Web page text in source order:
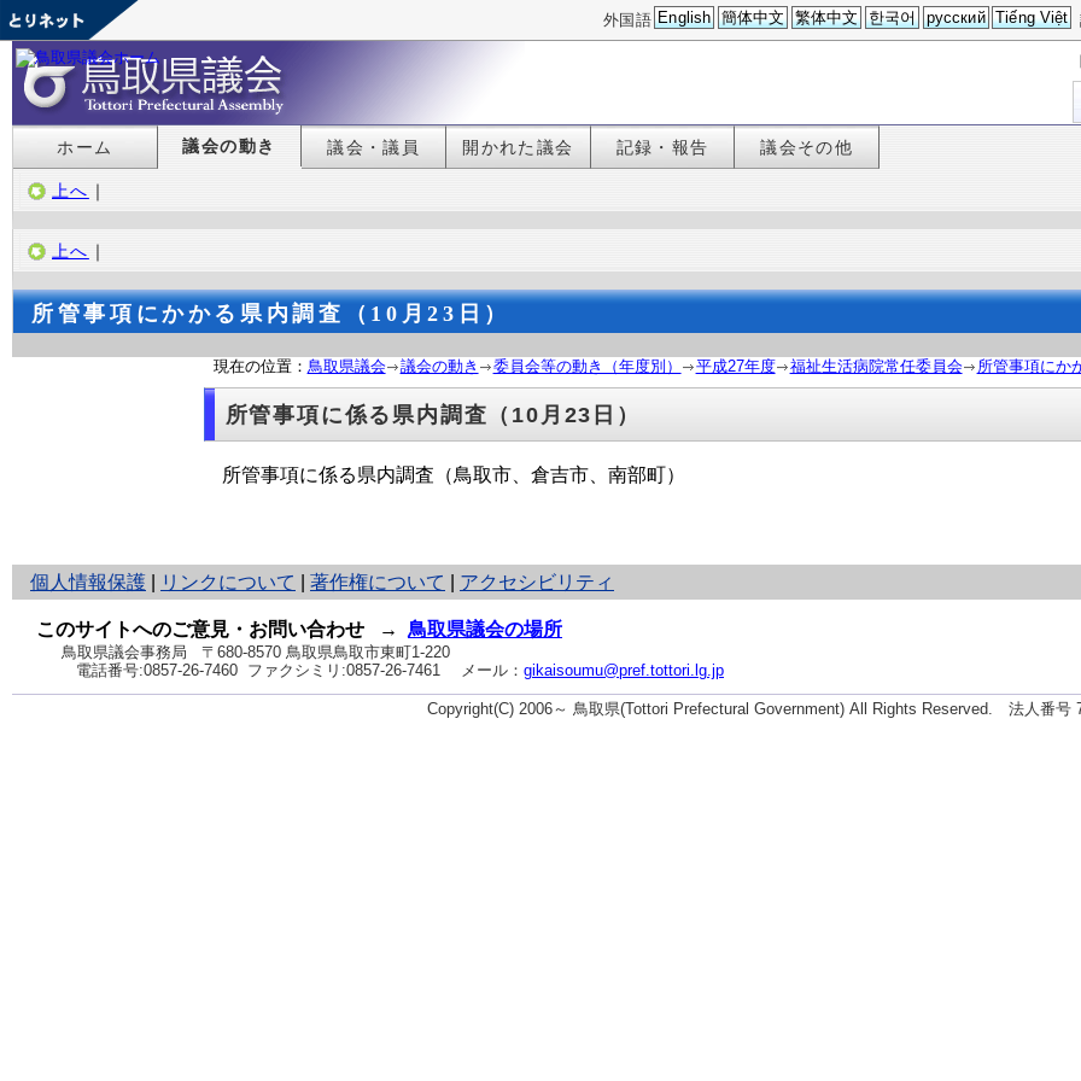
外国語 English 簡体中文 繁体中文 한국어 русский Tiếng Việt
ホーム 議会の動き 議会・議員 開かれた議会 記録・報告 議会その他
上へ ｜
上へ ｜
所管事項にかかる県内調査（10月23日）
現在の位置： 鳥取県議会 議会の動き 委員会等の動き（年度別） 平成27年度 福祉生活病院常任委員会 所管事項にか
所管事項に係る県内調査（10月23日）
所管事項に係る県内調査（鳥取市、倉吉市、南部町）
個人情報保護
と
り
ネ
ッ
ト
へ
リンクについて 著作権について アクセシビリティ
このサイトへのご意見・お問い合わせ → 鳥取県議会の場所
鳥取県議会事務局
〒680-8570 鳥取県鳥取市東町1-220
電話番号:0857-26-7460 ファクシミリ:0857-26-7461 メール： gikaisoumu@pref.tottori.lg.jp
Copyright(C) 2006～ 鳥取県(Tottori Prefectural Government) All Rights Reserved. 法人番号